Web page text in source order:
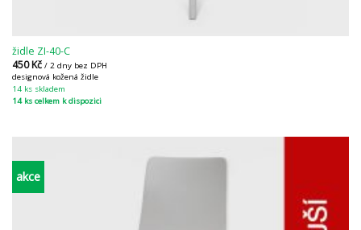
židle ZI-40-C
450Kč / 2 dny bez DPH
designová kožená židle
14 ks skladem
14 ks celkem k dispozici
akce